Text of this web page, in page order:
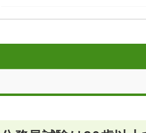
勤続年数別に見る公務員の給与・